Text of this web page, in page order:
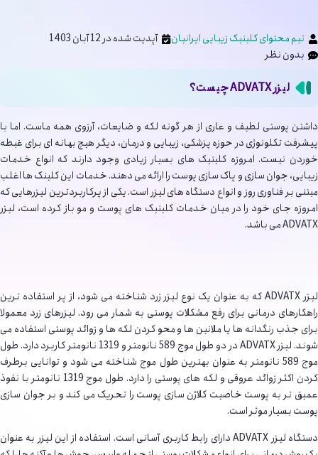
تیم محتوای کلینیک زیبایی ایرانیان
آپدیت شده در 12 آبان 1403
بدون نظر
لیزر ADVATX چیست؟
داشتن پوستی لطیف و عاری از هر گونه لکه و ضایعات، آرزوی همه ماست. اما با
پیشرفت تکلونوژی در حوزه پزشکی، زیبایی و درمان، دیگر هیچ بهانه ای برای غبطه
خوردن نیست. امروزه کلینیک های بسیار زیادی وجود دارند که انواع خدمات
زیبایی، جوان سازی و پاک سازی پوست را ارائه می دهند. خدمات این کلینک ها اغلب
مبتنی بر فناوری روز و انواع دستگاه های لیزر است. یکی از پرکاربردترین لیزرهایی که
امروزه جای خود را در میان خدمات کلینیک های پوست و مو باز کرده است، لیزر
ADVATX می باشد.
لیزر ADVATX که به عنوان یک نوع لیزر زرد شناخته می شود، از پر استفاده ترین
راهکارهای درمانی برای رفع مشکلات پوستی به شمار می رود. لیزرهای زرد معمولا
برای جذب رنگدانه ها یا ملانین ها و محو کردن لکه ها و زوائد پوستی استفاده می
شوند. لیزر ADVATX در دو طول موج 589 نانومتر و 1319 نانومتر کاربرد دارد. طول
موج 589 نانومتر به عنوان بهترین طول موج شناخته می شود و توانایی برطرف
کردن اکثر زوائد عروقی و لکه های پوستی را دارد. طول موج 1319 نانومتر با نفوذ
عمیق تر به پوست خاصیت کلاژن سازی پوست را تحریک می کند و بر جوان سازی
پوست بسیار موثر است.
دستگاه لیزر ADVATX دارای رابط کاربری آسانی است. استفاده از این لیزر به عنوان